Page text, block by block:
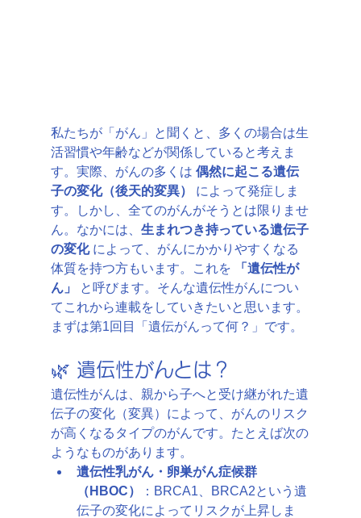
私たちが「がん」と聞くと、多くの場合は生
活習慣や年齢などが関係していると考えま
す。実際、がんの多くは 偶然に起こる遺伝
子の変化（後天的変異）
によって発症しま
す。しかし、全てのがんがそうとは限りませ
ん。なかには、 生まれつき持っている遺伝子
の変化 によって、がんにかかりやすくなる
体質を持つ方もいます。これを
「遺伝性が
ん」
と呼びます。そんな遺伝性がんについ
てこれから連載をしていきたいと思います。
まずは第1回目「遺伝がんって何？」です。
🌿 遺伝性がんとは？
遺伝性がんは、親から子へと受け継がれた遺
伝子の変化（変異）によって、がんのリスク
が高くなるタイプのがんです。たとえば次の
ようなものがあります。
遺伝性乳がん・卵巣がん症候群
（HBOC）
：BRCA1、BRCA2という遺
伝子の変化によってリスクが上昇しま